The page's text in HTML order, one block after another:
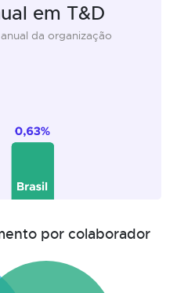
em T&D
da organização
por colaborador